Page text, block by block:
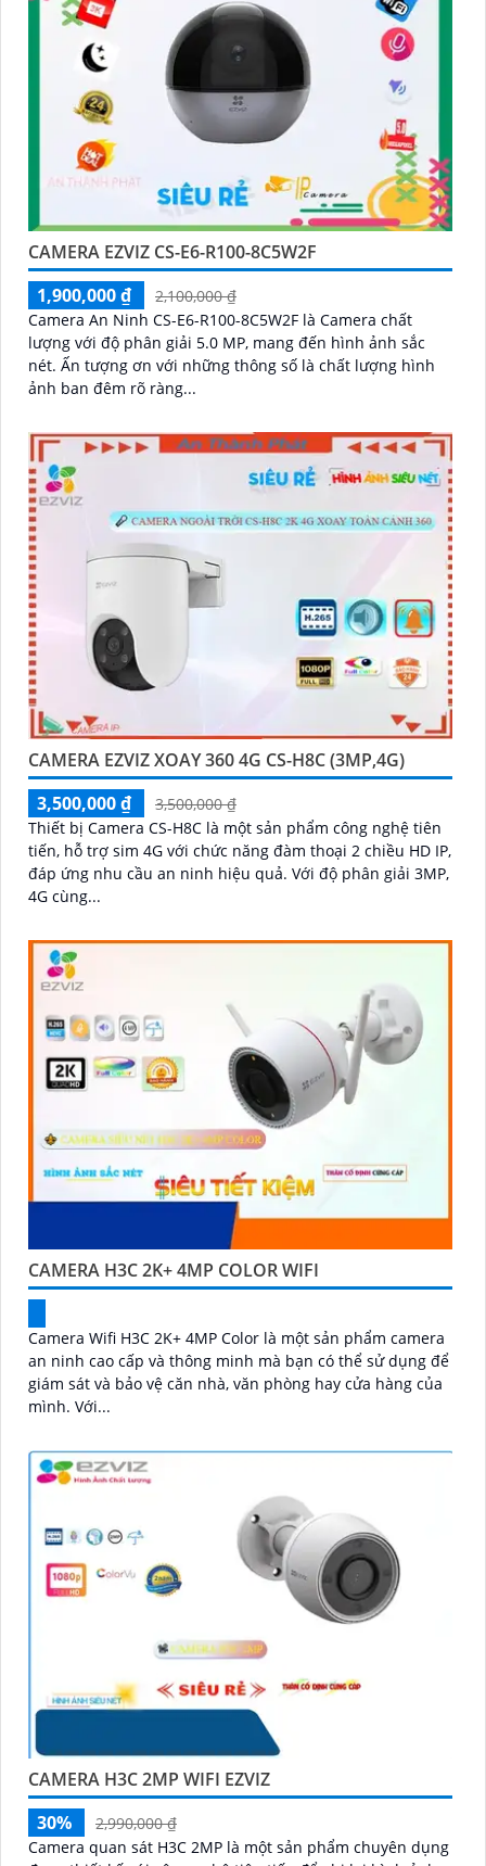
CAMERA EZVIZ CS-E6-R100-8C5W2F
1,900,000 ₫
2,100,000 ₫
Camera An Ninh CS-E6-R100-8C5W2F là Camera chất
lượng với độ phân giải 5.0 MP, mang đến hình ảnh sắc
nét. Ấn tượng ơn với những thông số là chất lượng hình
ảnh ban đêm rõ ràng...
CAMERA EZVIZ XOAY 360 4G CS-H8C (3MP,4G)
3,500,000 ₫
3,500,000 ₫
Thiết bị Camera CS-H8C là một sản phẩm công nghệ tiên
tiến, hỗ trợ sim 4G với chức năng đàm thoại 2 chiều HD IP,
đáp ứng nhu cầu an ninh hiệu quả. Với độ phân giải 3MP,
4G cùng...
CAMERA H3C 2K+ 4MP COLOR WIFI
Camera Wifi H3C 2K+ 4MP Color là một sản phẩm camera
an ninh cao cấp và thông minh mà bạn có thể sử dụng để
giám sát và bảo vệ căn nhà, văn phòng hay cửa hàng của
mình. Với...
CAMERA H3C 2MP WIFI EZVIZ
30%
2,990,000 ₫
Camera quan sát H3C 2MP là một sản phẩm chuyên dụng